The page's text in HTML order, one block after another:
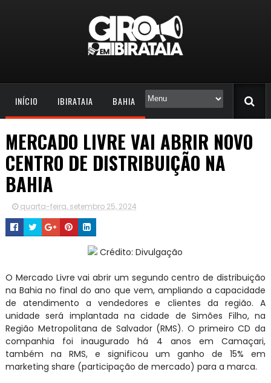
INÍCIO IBIRATAIA BAHIA
MERCADO LIVRE VAI ABRIR NOVO
CENTRO DE DISTRIBUIÇÃO NA
BAHIA
quarta-feira, setembro 25, 2024
Crédito: Divulgação
O Mercado Livre vai abrir um segundo centro de distribuição
na Bahia no final do ano que vem, ampliando a capacidade
de atendimento a vendedores e clientes da região. A
unidade será implantada na cidade de Simões Filho, na
Região Metropolitana de Salvador (RMS). O primeiro CD da
companhia foi inaugurado há 4 anos em Camaçari,
também na RMS, e significou um ganho de 15% em
marketing share (participação de mercado) para a marca.